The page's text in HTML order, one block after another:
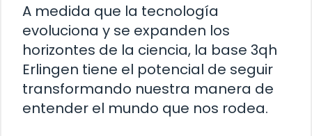
A medida que la tecnología
evoluciona y se expanden los
horizontes de la ciencia, la base 3qh
Erlingen tiene el potencial de seguir
transformando nuestra manera de
entender el mundo que nos rodea.